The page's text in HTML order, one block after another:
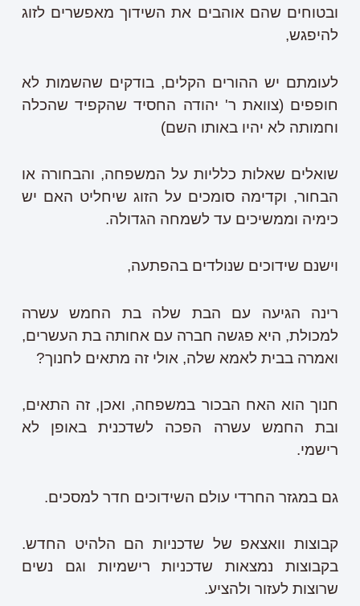
ובטוחים שהם אוהבים את השידוך מאפשרים לזוג
להיפגש,
לעומתם יש ההורים הקלים, בודקים שהשמות לא
חופפים (צוואת ר' יהודה החסיד שהקפיד שהכלה
וחמותה לא יהיו באותו השם)
שואלים שאלות כלליות על המשפחה, והבחורה או
הבחור, וקדימה סומכים על הזוג שיחליט האם יש
כימיה וממשיכים עד לשמחה הגדולה.
וישנם שידוכים שנולדים בהפתעה,
רינה הגיעה עם הבת שלה בת החמש עשרה
למכולת, היא פגשה חברה עם אחותה בת העשרים,
ואמרה בבית לאמא שלה, אולי זה מתאים לחנוך?
חנוך הוא האח הבכור במשפחה, ואכן, זה התאים,
ובת החמש עשרה הפכה לשדכנית באופן לא
רישמי.
גם במגזר החרדי עולם השידוכים חדר למסכים.
קבוצות וואצאפ של שדכניות הם הלהיט החדש.
בקבוצות נמצאות שדכניות רישמיות וגם נשים
שרוצות לעזור ולהציע.